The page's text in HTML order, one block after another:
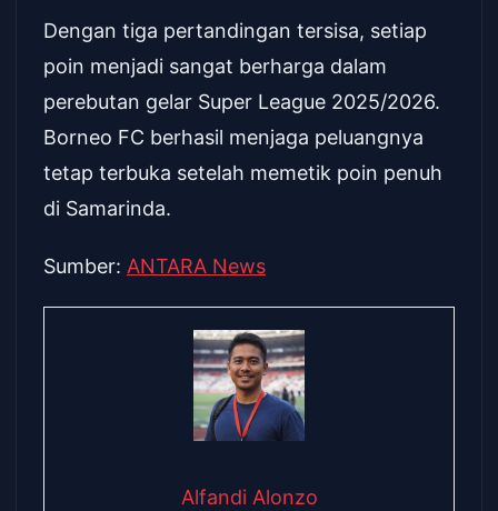
Dengan tiga pertandingan tersisa, setiap
poin menjadi sangat berharga dalam
perebutan gelar Super League 2025/2026.
Borneo FC berhasil menjaga peluangnya
tetap terbuka setelah memetik poin penuh
di Samarinda.
Sumber: ANTARA News
Alfandi Alonzo